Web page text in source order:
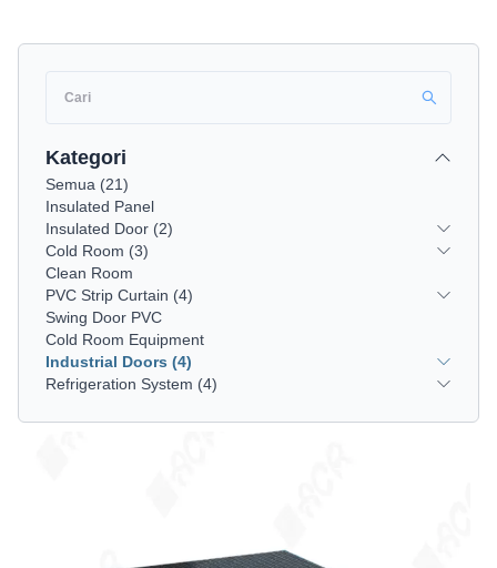
Kategori
Semua (21)
Insulated Panel
Insulated Door (2)
Cold Room (3)
Clean Room
PVC Strip Curtain (4)
Swing Door PVC
Cold Room Equipment
Industrial Doors (4)
Refrigeration System (4)